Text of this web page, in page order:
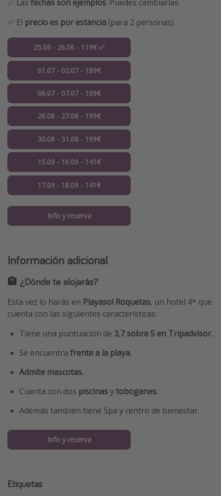
✅ Las fechas son ejemplos. Puedes cambiarlas.
✅ El precio es por estancia (para 2 personas).
25.06 - 26.06 - 119€ ✅
01.07 - 02.07 - 189€
06.07 - 07.07 - 189€
26.08 - 27.08 - 199€
30.08 - 31.08 - 199€
15.09 - 16.09 - 141€
17.09 - 18.09 - 141€
Info y reserva
Información adicional
🏨 ¿Dónde te alojarás?
Esta vez lo harás en Playasol Roquetas, un hotel 4* que
cuenta con las siguientes características:
Tiene una puntuación de 3,7 sobre 5 en Tripadvisor.
Se encuentra frente a la playa.
Admite mascotas.
Cuenta con dos piscinasytoboganes.
Además también tiene Spa y centro de bienestar.
Info y reserva
Etiquetas